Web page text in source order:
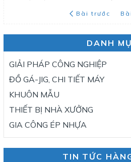
Bài trước
DANH
GIẢI PHÁP CÔNG NGHIỆP
ĐỒ GÁ-JIG, CHI TIẾT MÁY
KHUÔN MẪU
THIẾT BỊ NHÀ XƯỞNG
GIA CÔNG ÉP NHỰA
TIN TỨC